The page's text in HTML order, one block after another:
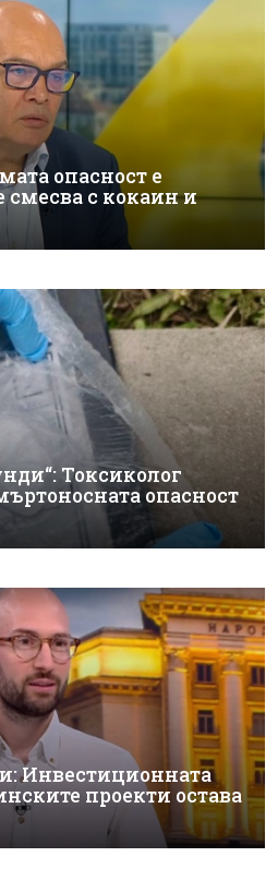
опасност е
смесва с кокаин и
Токсиколог
опасност
Инвестиционната
проекти остава